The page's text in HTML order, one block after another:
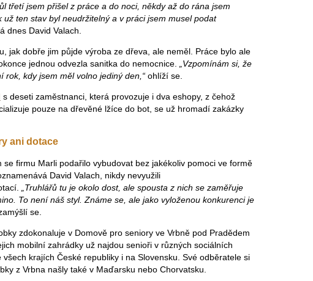
třetí jsem přišel z práce a do noci, někdy až do rána jsem
už ten stav byl neudržitelný a v práci jsem musel podat
dnes David Valach.
jak dobře jim půjde výroba ze dřeva, ale neměl. Práce bylo ale
jednou odvezla sanitka do nemocnice.
„Vzpomínám si, že
rok, kdy jsem měl volno jediný den,“ohlíží se.
s deseti zaměstnanci, která provozuje i dva eshopy, z čehož
pouze na dřevěné lžíce do bot, se už hromadí zakázky
ani dotace
se firmu Marli podařilo vybudovat bez jakékoliv pomoci ve formě
David Valach, nikdy nevyužili
„Truhlářů tu je okolo dost, ale spousta z nich se zaměřuje
To není náš styl. Známe se, ale jako vyloženou konkurenci je
se.
zdokonaluje v Domově pro seniory ve Vrbně pod Pradědem
mobilní zahrádky už najdou senioři v různých sociálních
krajích České republiky i na Slovensku. Své odběratele si
z Vrbna našly také v Maďarsku nebo Chorvatsku.